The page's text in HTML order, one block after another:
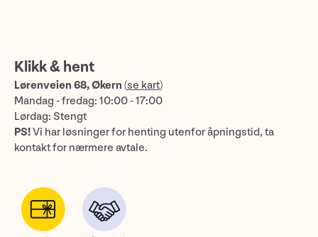
Klikk & hent
Lørenveien 68, Økern (se kart)
Mandag - fredag: 10:00 - 17:00
Lørdag: Stengt
PS!Vi har løsninger for henting utenfor åpningstid, ta
kontakt for nærmere avtale.